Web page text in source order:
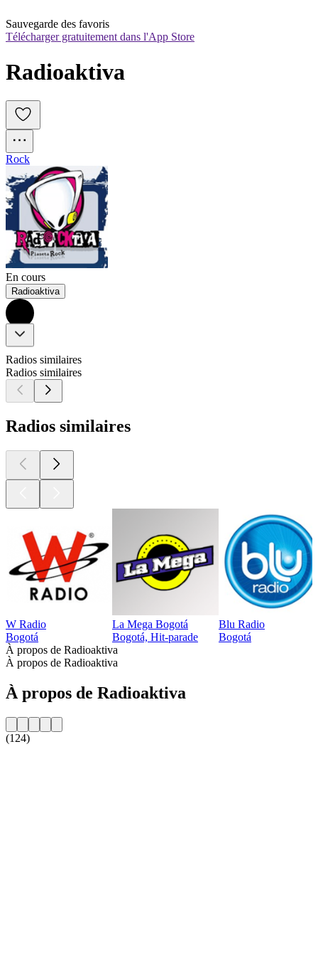
Sauvegarde des favoris
Télécharger gratuitement dans l'App Store
Radioaktiva
Rock
En cours
Radioaktiva
Radios similaires
Radios similaires
Radios similaires
W Radio
Bogotá
La Mega Bogotá
Bogotá, Hit-parade
Blu Radio
Bogotá
À propos de Radioaktiva
À propos de Radioaktiva
À propos de Radioaktiva
(124)